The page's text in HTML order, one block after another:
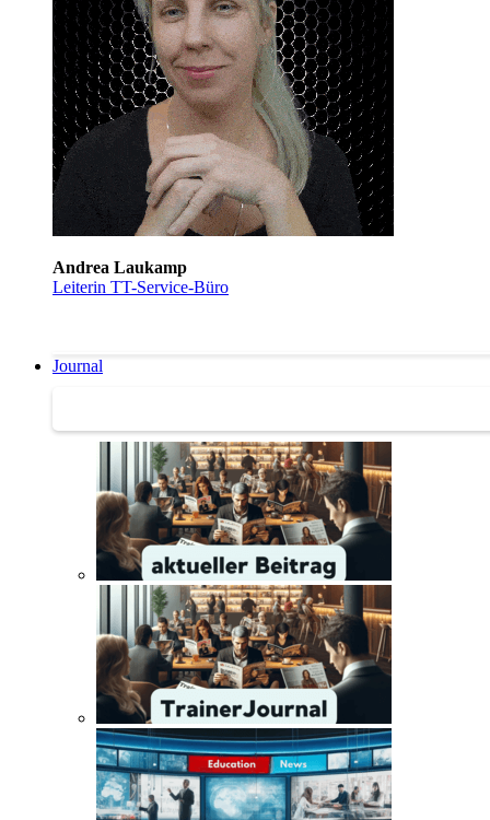
Andrea Laukamp
Leiterin TT-Service-Büro
Journal